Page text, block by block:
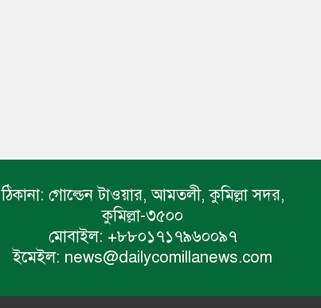
ঠিকানা: গোল্ডেন টাওয়ার, আমতলী, কুমিল্লা সদর,
কুমিল্লা-৩৫০০
মোবাইল: +৮৮০১৭১৭৯৬০০৯৭
ইমেইল: news@dailycomillanews.com